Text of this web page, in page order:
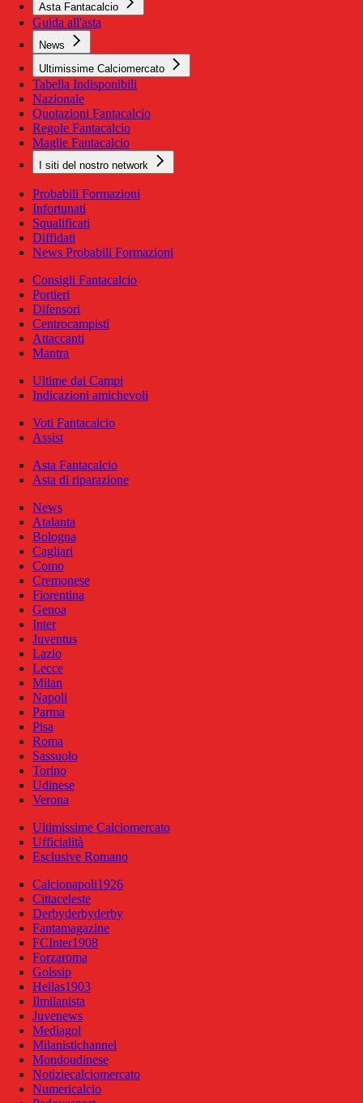
Asta Fantacalcio
Guida all'asta
News
Ultimissime Calciomercato
Tabella Indisponibili
Nazionale
Quotazioni Fantacalcio
Regole Fantacalcio
Maglie Fantacalcio
I siti del nostro network
Probabili Formazioni
Infortunati
Squalificati
Diffidati
News Probabili Formazioni
Consigli Fantacalcio
Portieri
Difensori
Centrocampisti
Attaccanti
Mantra
Ultime dai Campi
Indicazioni amichevoli
Voti Fantacalcio
Assist
Asta Fantacalcio
Asta di riparazione
News
Atalanta
Bologna
Cagliari
Como
Cremonese
Fiorentina
Genoa
Inter
Juventus
Lazio
Lecce
Milan
Napoli
Parma
Pisa
Roma
Sassuolo
Torino
Udinese
Verona
Ultimissime Calciomercato
Ufficialità
Esclusive Romano
Calcionapoli1926
Cittaceleste
Derbyderbyderby
Fantamagazine
FCInter1908
Forzaroma
Golssip
Hellas1903
Ilmilanista
Juvenews
Mediagol
Milanistichannel
Mondoudinese
Notiziecalciomercato
Numericalcio